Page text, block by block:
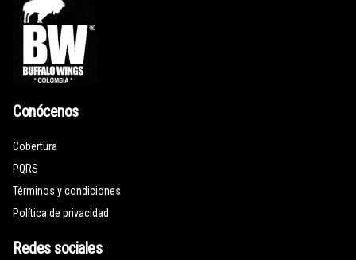
Conócenos
Cobertura
PQRS
Términos y condiciones
Política de privacidad
Redes sociales